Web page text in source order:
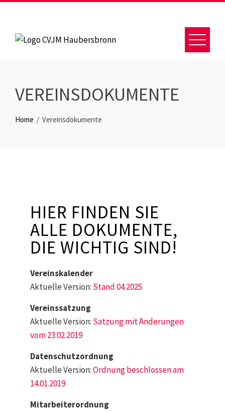
VEREINSDOKUMENTE
Home Vereinsdokumente
HIER FINDEN SIE
ALLE DOKUMENTE,
DIE WICHTIG SIND!
Vereinskalender
Aktuelle Version: Stand 04.2025
Vereinssatzung
Aktuelle Version: Satzung mit Änderungen
vom 23.02.2019
Datenschutzordnung
Aktuelle Version:Ordnung beschlossen am
14.01.2019
Mitarbeiterordnung